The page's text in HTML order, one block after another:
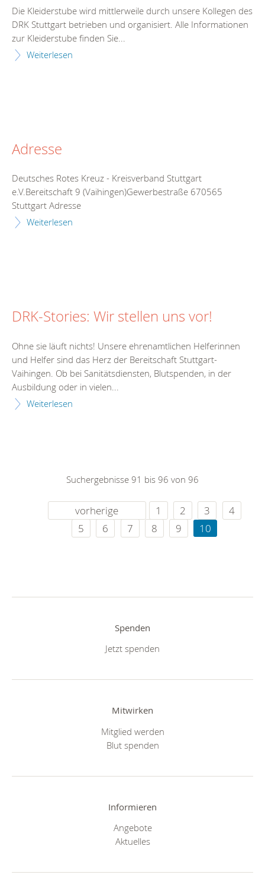
Die Kleiderstube wird mittlerweile durch unsere Kollegen des
DRK Stuttgart betrieben und organisiert. Alle Informationen
zur Kleiderstube finden Sie...
Weiterlesen
Adresse
Deutsches Rotes Kreuz - Kreisverband Stuttgart
e.V.Bereitschaft 9 (Vaihingen)Gewerbestraße 670565
Stuttgart Adresse
Weiterlesen
DRK-Stories: Wir stellen uns vor!
Ohne sie läuft nichts! Unsere ehrenamtlichen Helferinnen
und Helfer sind das Herz der Bereitschaft Stuttgart-
Vaihingen. Ob bei Sanitätsdiensten, Blutspenden, in der
Ausbildung oder in vielen...
Weiterlesen
Suchergebnisse 91 bis 96 von 96
vorherige 1 2 3
4
5
6 7 8 9 10
Spenden
Jetzt spenden
Mitwirken
Mitglied werden
Blut spenden
Informieren
Angebote
Aktuelles